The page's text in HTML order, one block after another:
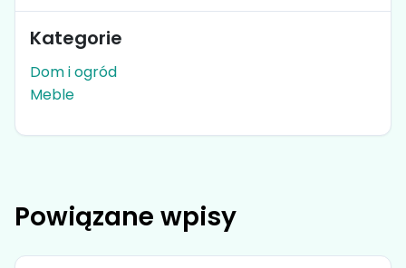
Kategorie
Dom i ogród
Meble
Powiązane wpisy